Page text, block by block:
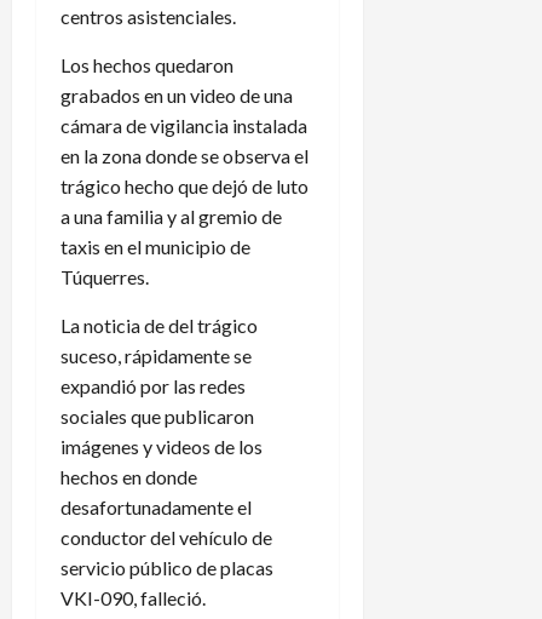
centros asistenciales.
Los hechos quedaron
grabados en un video de una
cámara de vigilancia instalada
en la zona donde se observa el
trágico hecho que dejó de luto
a una familia y al gremio de
taxis en el municipio de
Túquerres.
La noticia de del trágico
suceso, rápidamente se
expandió por las redes
sociales que publicaron
imágenes y videos de los
hechos en donde
desafortunadamente el
conductor del vehículo de
servicio público de placas
VKI-090, falleció.